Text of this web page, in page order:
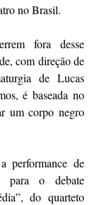
no Brasil.
fora desse
com direção de
de Lucas
é baseada no
um corpo negro
performance de
para o debate
do quarteto